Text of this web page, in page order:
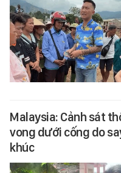
Malaysia: Cảnh sát
vong dưới cống do
khúc